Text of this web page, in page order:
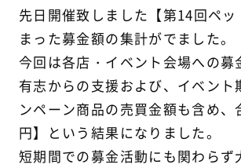
先日開催致しました【第14回ペ
まった募金額の集計がでました。
今回は各店・イベント会場への募
有志からの支援および、イベント
ンペーン商品の売買金額も含め
円】という結果になりました。
短期間での募金活動にも関わらず